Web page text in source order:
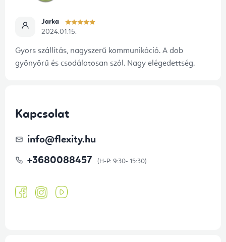
Jarka
2024.01.15.
Gyors szállítás, nagyszerű kommunikáció. A dob
gyönyörű és csodálatosan szól. Nagy elégedettség.
Kapcsolat
info@flexity.hu
+3680088457